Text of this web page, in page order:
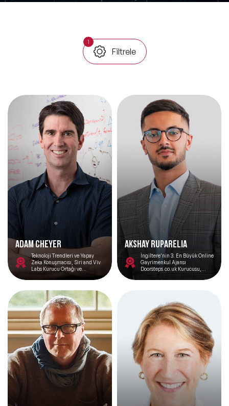
🔥 Global Konuşmacılar
🔥 Motivasyon Konuşmacıları
🔥 Liderlik Konuşmacıları
🔥 Ekonomi Konuşmacıları
🔥 Yapay Zeka Konuşmacıları
1
Filtrele
ADAM CHEYER
Teknoloji Trendleri ve Yapay
Zeka Konuşmacısı, Siri and Viv
Labs Kurucu Ortağı ve
Mühendislikten Sorumlu
Başkan Yardımcısı
Akshay Ruparelia
İngiltere’nin 3. En Büyük Online
Gayrimenkul Ajansı
Doorsteps.co.uk Kurucusu,
30 İsimden Biri